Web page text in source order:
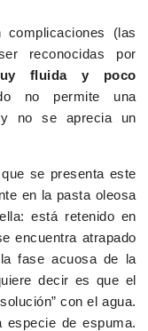
complicaciones (las
reconocidas por
fluida y poco
no permite una
no se aprecia un
se presenta este
en la pasta oleosa
está retenido en
encuentra atrapado
fase acuosa de la
decir es que el
con el agua.
de espuma.